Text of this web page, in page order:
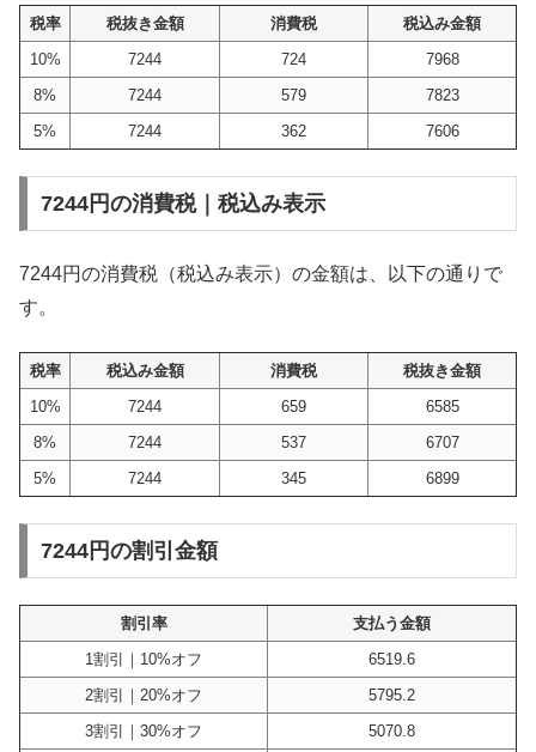
税率 税抜き金額 消費税
税込み金額
10%
7244 724
7968
8%
7244 579
7823
5%
7244 362 7606
7244円の消費税｜税込み表示
7244円の消費税（税込み表示）の金額は、以下の通りで
す。
税率 税込み金額 消費税
税抜き金額
10%
7244 659
6585
8%
7244 537
6707
5%
7244 345 6899
7244円の割引金額
割引率
支払う金額
1割引｜10%オフ
6519.6
2割引｜20%オフ
5795.2
3割引｜30%オフ
5070.8